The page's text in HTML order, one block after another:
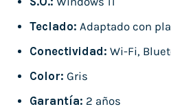
Teclado: Adaptado con
Conectividad: Wi-Fi,
Color: Gris
Garantía: 2 años